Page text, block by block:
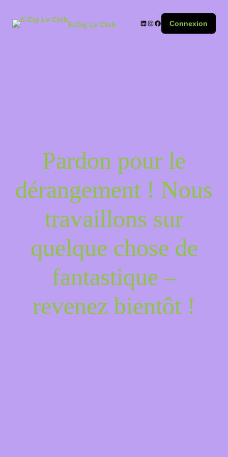
E-Cig Le Club Connexion
Pardon pour le
dérangement ! Nous
travaillons sur
quelque chose de
fantastique –
revenez bientôt !